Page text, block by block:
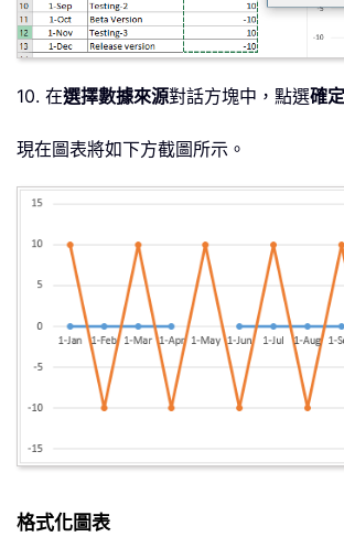
10. 在選擇數據來源對話方塊中，點選確定
現在圖表將如下方截圖所示。
格式化圖表